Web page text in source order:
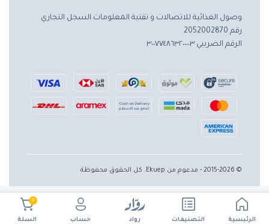
الرئيسية التصنيفات رواد حساب
0
السلة
وصول الغذائية للاتصالات و تقنية المعلومات السجل التجاري
رقم 2052002870
الرقم الضريبي ٣٠٠٧٧٤٨٦٣٢٠٠٠٠٣
© 2015-2026 - مدعوم من Ekuep. كل الحقوق محفوظة